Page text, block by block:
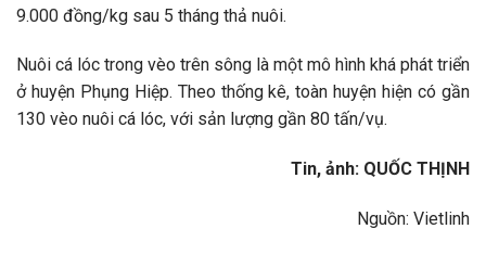
9.000 đồng/kg sau 5 tháng thả nuôi.
Nuôi cá lóc trong vèo trên sông là một mô hình khá phát triển
ở huyện Phụng Hiệp. Theo thống kê, toàn huyện hiện có gần
130 vèo nuôi cá lóc, với sản lượng gần 80 tấn/vụ.
Tin, ảnh: QUỐC THỊNH
Nguồn: Vietlinh